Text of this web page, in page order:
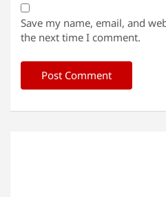
Save my name, email, and
the next time I comment.